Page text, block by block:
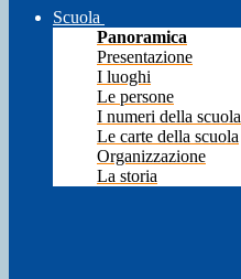
Scuola
Panoramica
Presentazione
I luoghi
Le persone
I numeri della scuola
Le carte della scuola
Organizzazione
La storia